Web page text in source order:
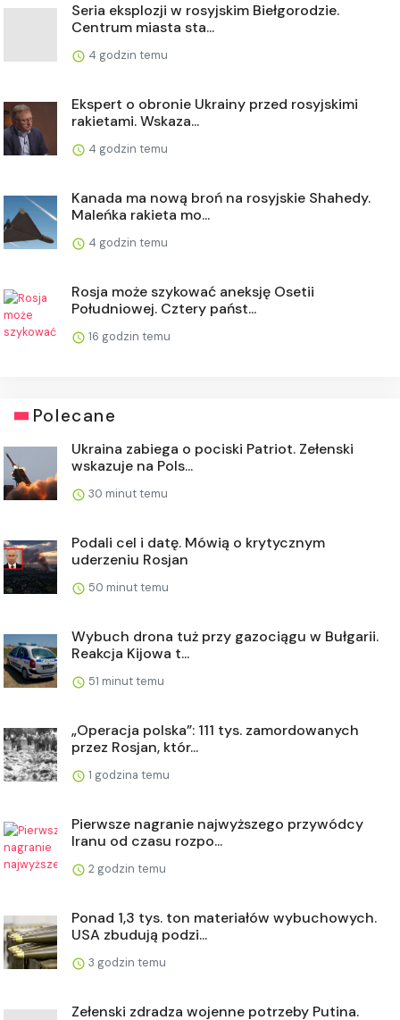
Seria eksplozji w rosyjskim Biełgorodzie.
Centrum miasta sta...
4 godzin temu
Ekspert o obronie Ukrainy przed rosyjskimi
rakietami. Wskaza...
4 godzin temu
Kanada ma nową broń na rosyjskie Shahedy.
Maleńka rakieta mo...
4 godzin temu
Rosja może szykować aneksję Osetii
Południowej. Cztery państ...
16 godzin temu
Polecane
Ukraina zabiega o pociski Patriot. Zełenski
wskazuje na Pols...
30 minut temu
Podali cel i datę. Mówią o krytycznym
uderzeniu Rosjan
50 minut temu
Wybuch drona tuż przy gazociągu w Bułgarii.
Reakcja Kijowa t...
51 minut temu
„Operacja polska”: 111 tys. zamordowanych
przez Rosjan, któr...
1 godzina temu
Pierwsze nagranie najwyższego przywódcy
Iranu od czasu rozpo...
2 godzin temu
Ponad 1,3 tys. ton materiałów wybuchowych.
USA zbudują podzi...
3 godzin temu
Zełenski zdradza wojenne potrzeby Putina.